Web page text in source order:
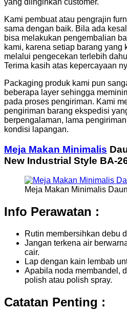
yang diinginkan customer.
Kami pembuat atau pengrajin
sama dengan baik. Bila ada
bisa melakukan pengembalian
kami, karena setiap barang yang
melalui pengecekan terlebih
Terima kasih atas kepercayaan
Packaging produk kami pun
beberapa layer sehingga
pada proses pengiriman. Kami
pengiriman barang ekspedisi
berpengalaman, lama
kondisi lapangan.
Meja Makan Minimalis
New Industrial Style BA-
Meja Makan Minimalis
Info Perawatan :
Rutin membersihkan debu
Jangan terkena air
cair.
Lap dengan kain lembab
Apabila noda membandel,
polish atau polish spray.
Catatan Penting :